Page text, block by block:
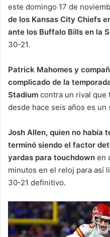
este domingo 17 de
de los Kansas City Chiefs
ante los Buffalo Bills en la
30-21.
Patrick Mahomes y
complicado de la
Stadium contra un rival que
desde hace seis años es
Josh Allen, quien no había
terminó siendo el factor
yardas para touchdown en
minutos en el reloj para así
30-21 definitivo.